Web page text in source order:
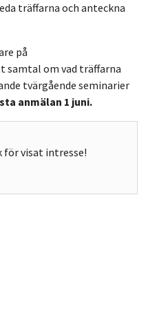
träffarna och anteckna
på
samtal om vad träffarna
tvärgående seminarier
anmälan 1 juni.
för visat intresse!